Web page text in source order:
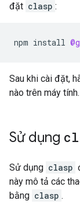
đặt clasp :
npm install
Sau khi cài đặt,
nào trên máy tính.
Sử dụng
Sử dụng clasp
này mô tả các
bằng clasp .